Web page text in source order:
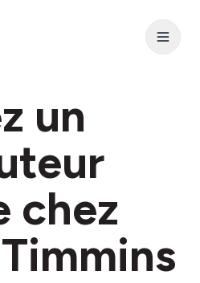
un
chez